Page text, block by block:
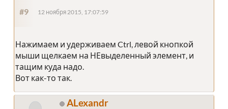
#9 12 ноября 2015, 17:07:59
Нажимаем и удерживаем Ctrl, левой кнопкой
мыши щелкаем на НЕвыделенный элемент, и
тащим куда надо.
Вот как-то так.
ALexandr